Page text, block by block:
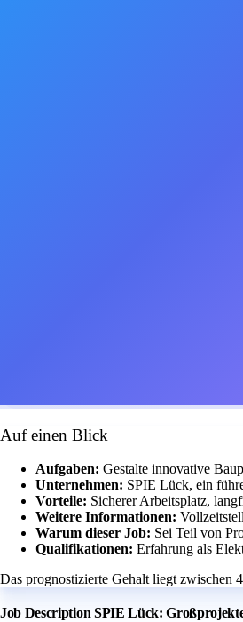
Auf einen Blick
Aufgaben: Gestalte innovative
Unternehmen: SPIE Lück, ein
Vorteile: Sicherer Arbeitsplatz,
Weitere Informationen:
Warum dieser Job: Sei Teil von
Qualifikationen: Erfahrung als
Das prognostizierte Gehalt liegt zwischen
Job Description SPIE Lück: